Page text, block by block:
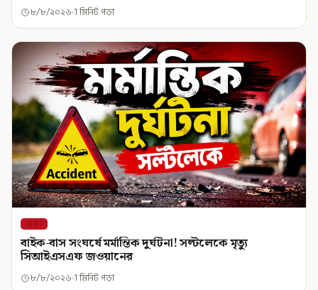
৮/৮/২০২৬ 1 মিনিট পড়া
রাজ্য
বাইক-বাস সংঘর্ষে মর্মান্তিক দুর্ঘটনা! সল্টলেকে মৃত্যু
সিআইএসএফ জওয়ানের
৮/৮/২০২৬ 1 মিনিট পড়া